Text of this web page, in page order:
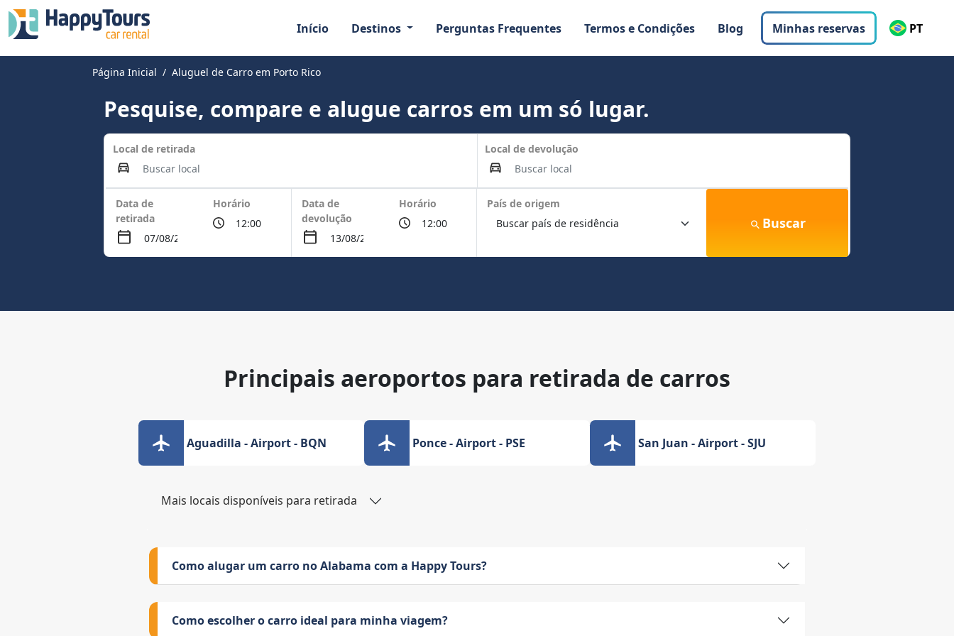
Início Destinos Perguntas Frequentes Termos e Condições Blog Minhas reservas PT
Página Inicial Aluguel de Carro em Porto Rico
Pesquise, compare e alugue carros em um só lugar.
Local de retirada Local de devolução
Data de
retirada
Horário
Data de
devolução
Horário País de origem
Buscar
Principais aeroportos para retirada de carros
Aguadilla - Airport - BQN Ponce - Airport - PSE San Juan - Airport - SJU
Mais locais disponíveis para retirada
Como alugar um carro no Alabama com a Happy Tours?
Como escolher o carro ideal para minha viagem?